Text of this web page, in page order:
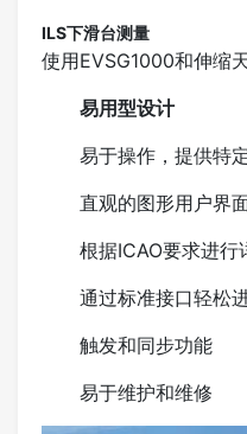
ILS下滑台测量
使用EVSG1000和伸缩
易用型设计
易于操作，提供特
直观的图形用户界
根据ICAO要求进行
通过标准接口轻松
触发和同步功能
易于维护和维修